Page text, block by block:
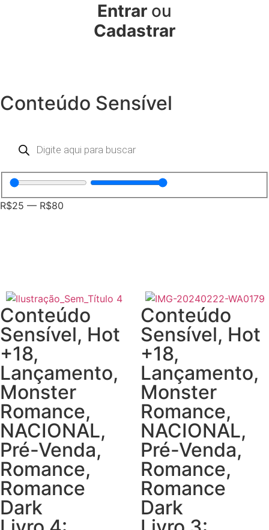
Entrar ou
Cadastrar
Conteúdo Sensível
R$25 — R$80
Conteúdo
Sensível, Hot
+18,
Lançamento,
Monster
Romance,
NACIONAL,
Pré-Venda,
Romance,
Romance
Dark
Conteúdo
Sensível, Hot
+18,
Lançamento,
Monster
Romance,
NACIONAL,
Pré-Venda,
Romance,
Romance
Dark